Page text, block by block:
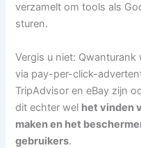
verzamelt om tools als
sturen.
Vergis u niet:
via pay-per-click-
TripAdvisor en eBay zijn
dit echter wel het vinden
maken en het
gebruikers.